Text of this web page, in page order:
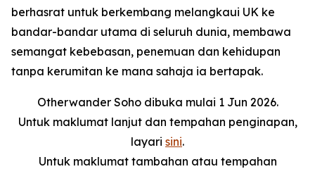
berhasrat untuk berkembang melangkaui UK ke
bandar-bandar utama di seluruh dunia, membawa
semangat kebebasan, penemuan dan kehidupan
tanpa kerumitan ke mana sahaja ia bertapak.
Otherwander Soho dibuka mulai 1 Jun 2026.
Untuk maklumat lanjut dan tempahan penginapan,
layari sini.
Untuk maklumat tambahan atau tempahan